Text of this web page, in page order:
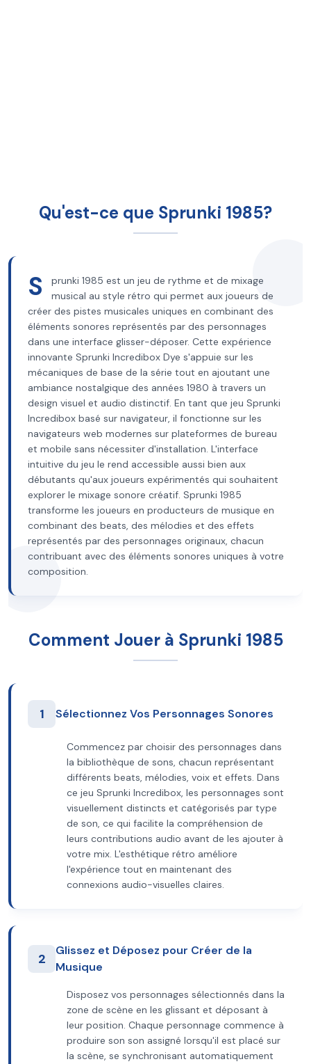
Qu'est-ce que Sprunki 1985?
S
prunki 1985 est un jeu de rythme et de mixage
musical au style rétro qui permet aux joueurs de
créer des pistes musicales uniques en combinant des
éléments sonores représentés par des personnages
dans une interface glisser-déposer. Cette expérience
innovante Sprunki Incredibox Dye s'appuie sur les
mécaniques de base de la série tout en ajoutant une
ambiance nostalgique des années 1980 à travers un
design visuel et audio distinctif. En tant que jeu Sprunki
Incredibox basé sur navigateur, il fonctionne sur les
navigateurs web modernes sur plateformes de bureau
et mobile sans nécessiter d'installation. L'interface
intuitive du jeu le rend accessible aussi bien aux
débutants qu'aux joueurs expérimentés qui souhaitent
explorer le mixage sonore créatif. Sprunki 1985
transforme les joueurs en producteurs de musique en
combinant des beats, des mélodies et des effets
représentés par des personnages originaux, chacun
contribuant avec des éléments sonores uniques à votre
composition.
Comment Jouer à Sprunki 1985
1 Sélectionnez Vos Personnages Sonores
Commencez par choisir des personnages dans
la bibliothèque de sons, chacun représentant
différents beats, mélodies, voix et effets. Dans
ce jeu Sprunki Incredibox, les personnages sont
visuellement distincts et catégorisés par type
de son, ce qui facilite la compréhension de
leurs contributions audio avant de les ajouter à
votre mix. L'esthétique rétro améliore
l'expérience tout en maintenant des
connexions audio-visuelles claires.
2
Glissez et Déposez pour Créer de la
Musique
Disposez vos personnages sélectionnés dans la
zone de scène en les glissant et déposant à
leur position. Chaque personnage commence à
produire son son assigné lorsqu'il est placé sur
la scène, se synchronisant automatiquement